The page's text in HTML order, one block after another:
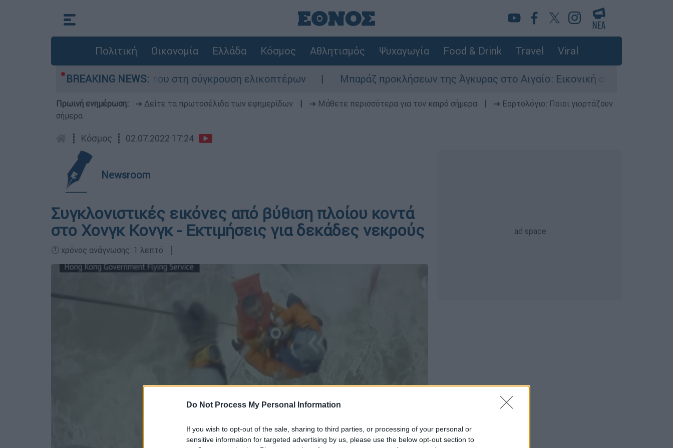
Do Not Process My Personal Information
If you wish to opt-out of the sale, sharing to third parties, or processing of your personal or
sensitive information for targeted advertising by us, please use the below opt-out section to
Πολιτική Οικονομία Ελλάδα Κόσμος Αθλητισμός Ψυχαγωγία Food & Drink Travel Viral
BREAKING NEWS:
που έχασε τη ζωή του στη σύγκρουση ελικοπτέρων Μπαράζ προκλήσεων της Άγκυρας στο Αιγαίο: Εικονική αερομαχία ανάμεσα σε
Πρωινή ενημέρωση: ➔ Δείτε τα πρωτοσέλιδα των εφημερίδων ➔ Μάθετε περισσότερα για τον καιρό σήμερα
➔ Εορτολόγιο: Ποιοι γιορτάζουν
σήμερα
┋ Κόσμος ┋ 02.07.2022 17:24
Newsroom
Συγκλονιστικές εικόνες από βύθιση πλοίου κοντά
στο Χονγκ Κονγκ - Εκτιμήσεις για δεκάδες νεκρούς
🕛 χρόνος ανάγνωσης: 1 λεπτό ┋